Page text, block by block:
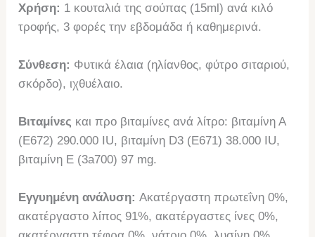
Χρήση: 1 κουταλιά της σούπας (15ml) ανά κιλό
τροφής, 3 φορές την εβδομάδα ή καθημερινά.
Σύνθεση: Φυτικά έλαια (ηλίανθος, φύτρο σιταριού,
σκόρδο), ιχθυέλαιο.
Βιταμίνες και προ βιταμίνες ανά λίτρο: βιταμίνη Α
(E672) 290.000 IU, βιταμίνη D3 (E671) 38.000 IU,
βιταμίνη Ε (3a700) 97 mg.
Εγγυημένη ανάλυση: Ακατέργαστη πρωτεΐνη 0%,
ακατέργαστο λίπος 91%, ακατέργαστες ίνες 0%,